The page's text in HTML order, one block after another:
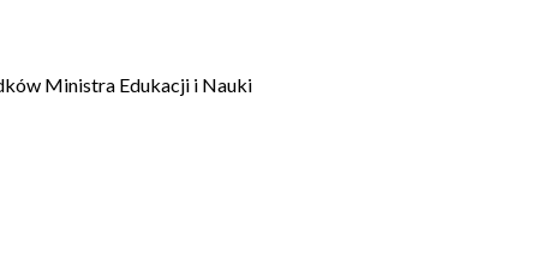
Ministra Edukacji i Nauki